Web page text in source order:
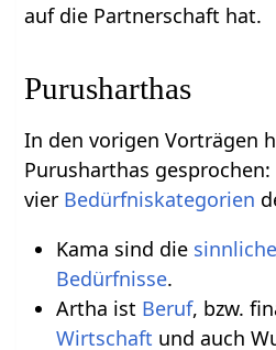
auf die Partnerschaft hat.
Purusharthas
In den vorigen Vorträgen
Purusharthas
vier Bedürfniskategorien
Kama sind die
Bedürfnisse.
Artha ist Beruf, bzw.
Wirtschaft und auch